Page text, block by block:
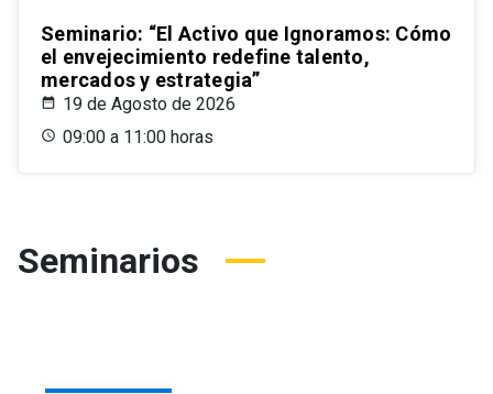
Seminario: “El Activo que Ignoramos: Cómo
el envejecimiento redefine talento,
mercados y estrategia”
19 de Agosto de 2026
09:00 a 11:00 horas
Seminarios